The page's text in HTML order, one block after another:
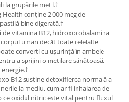
la grupările metil.†
Health conține 2.000 mcg de
bine digerată.†
de vitamina B12, hidroxocobalamina
uman decât toate celelalte
converti cu ușurință în ambele
a sprijini o metilare sănătoasă,
B12 susține detoxifierea normală a
la mediu, cum ar fi inhalarea de
ce oxidul nitric este vital pentru fluxul